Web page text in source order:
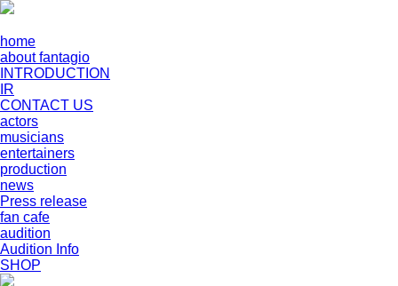
home
about fantagio
INTRODUCTION
IR
CONTACT US
actors
musicians
entertainers
production
news
Press release
fan cafe
audition
Audition Info
SHOP